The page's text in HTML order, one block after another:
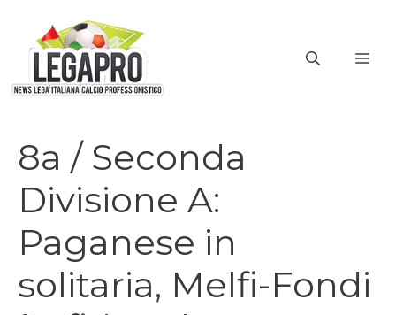
contenuto
8a / Seconda
Divisione A:
Paganese in
solitaria, Melfi-Fondi